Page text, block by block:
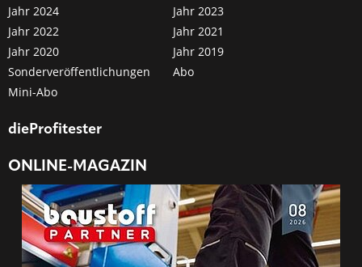
Jahr 2024
Jahr 2023
Jahr 2022
Jahr 2021
Jahr 2020
Jahr 2019
Sonderveröffentlichungen
Abo
Mini-Abo
dieProfitester
ONLINE-MAGAZIN